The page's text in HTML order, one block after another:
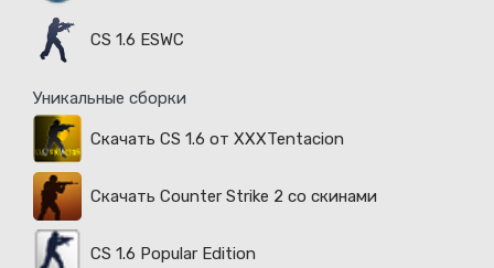
CS 1.6 ESWC
Уникальные сборки
Скачать CS 1.6 от XXXTentacion
Скачать Counter Strike 2 со скинами
CS 1.6 Popular Edition